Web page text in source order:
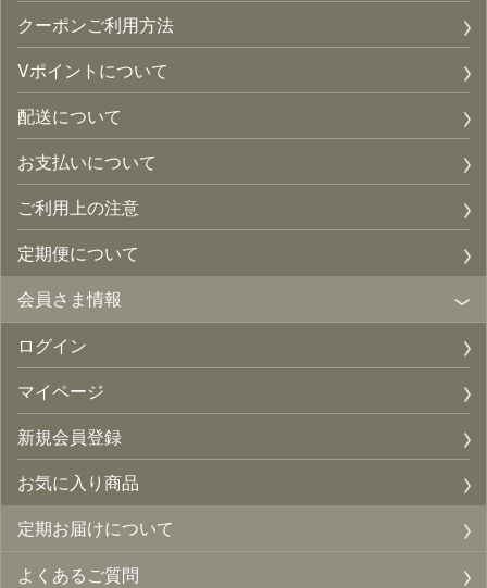
クーポンご利用方法
Vポイントについて
配送について
お支払いについて
ご利用上の注意
定期便について
会員さま情報
ログイン
マイページ
新規会員登録
お気に入り商品
定期お届けについて
よくあるご質問